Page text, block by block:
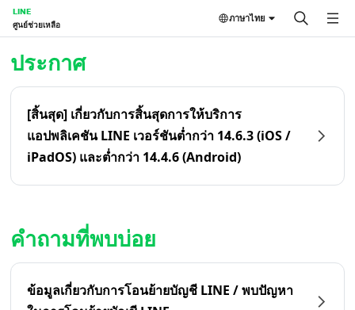
LINE
ศูนย์ช่วยเหลือ
ภาษาไทย
ประกาศ
[สิ้นสุด] เกี่ยวกับการสิ้นสุดการให้บริการ
แอปพลิเคชัน LINE เวอร์ชันต่ำกว่า 14.6.3 (iOS /
iPadOS) และต่ำกว่า 14.4.6 (Android)
คำถามที่พบบ่อย
ข้อมูลเกี่ยวกับการโอนย้ายบัญชี LINE / พบปัญหา